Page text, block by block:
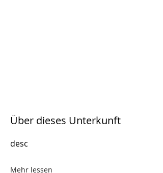
Über dieses Unterkunft
desc
Mehr lessen